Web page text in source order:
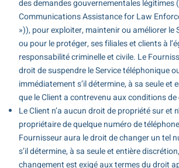
des demandes gouvernementales légitimes
Communications Assistance for Law
»)), pour exploiter, maintenir ou améliorer le
ou pour le protéger, ses filiales et clients à
responsabilité criminelle et civile. Le
droit de suspendre le Service téléphonique
immédiatement s’il détermine, à sa seule et
que le Client a contrevenu aux conditions
Le Client n’a aucun droit de propriété sur et
propriétaire de quelque numéro de
Fournisseur aura le droit de changer un tel
s’il détermine, à sa seule et entière
changement est exigé aux termes du droit